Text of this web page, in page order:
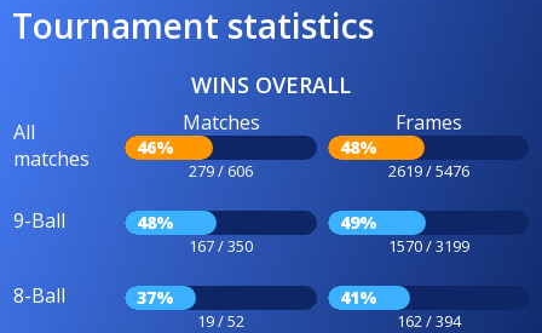
Tournament statistics
WINS OVERALL
All
matches
Matches
46%
279 / 606
Frames
48%
2619 / 5476
9-Ball 48%
167 / 350
49%
1570 / 3199
8-Ball 37%
19 / 52
41%
162 / 394